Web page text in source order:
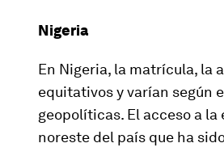
Nigeria
En Nigeria, la matrícula, la
equitativos y varían según
geopolíticas. El acceso a
noreste del país que ha